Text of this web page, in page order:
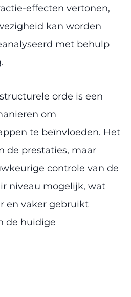
effecten vertonen,
kan worden
met behulp
orde is een
om
te beïnvloeden. Het
de prestaties, maar
controle van de
niveau mogelijk, wat
en vaker gebruikt
de huidige